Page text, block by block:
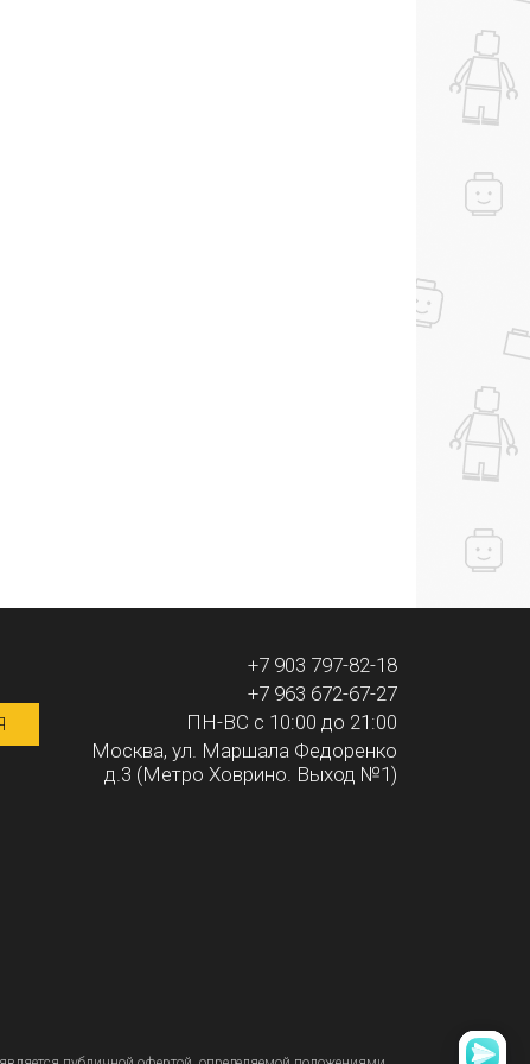
+7 903 797-82-18
+7 963 672-67-27
ПН-ВС с 10:00 до 21:00
Москва, ул. Маршала Федоренко
д.3 (Метро Ховрино. Выход №1)